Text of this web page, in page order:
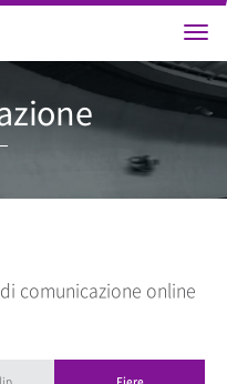
comunicazione online